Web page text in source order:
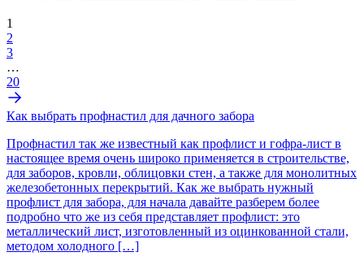
1
2
3
…
20
Как выбрать профнастил для дачного забора
Профнастил так же известный как профлист и гофра-лист в
настоящее время очень широко применяется в строительстве,
для заборов, кровли, облицовки стен, а также для монолитных
железобетонных перекрытий. Как же выбрать нужный
профлист для забора, для начала давайте разберем более
подробно что же из себя представляет профлист: это
металлический лист, изготовленный из оцинкованной стали,
методом холодного […]